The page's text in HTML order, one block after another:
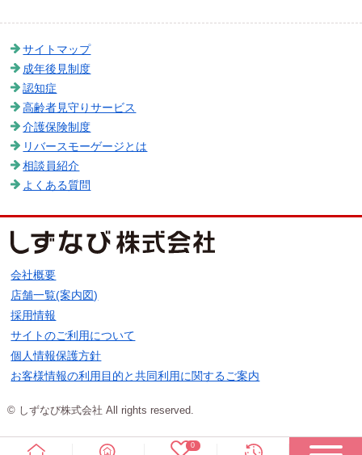
0
サイトマップ
成年後見制度
認知症
高齢者見守りサービス
介護保険制度
リバースモーゲージとは
相談員紹介
よくある質問
会社概要
店舗一覧(案内図)
採用情報
サイトのご利用について
個人情報保護方針
お客様情報の利用目的と共同利用に関するご案内
© しずなび株式会社 All rights reserved.